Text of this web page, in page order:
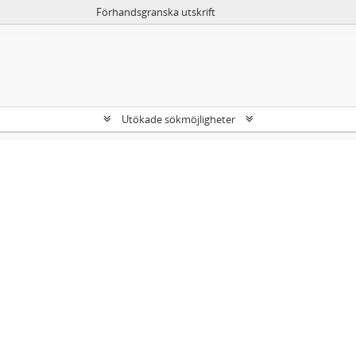
Förhandsgranska utskrift
Utökade sökmöjligheter